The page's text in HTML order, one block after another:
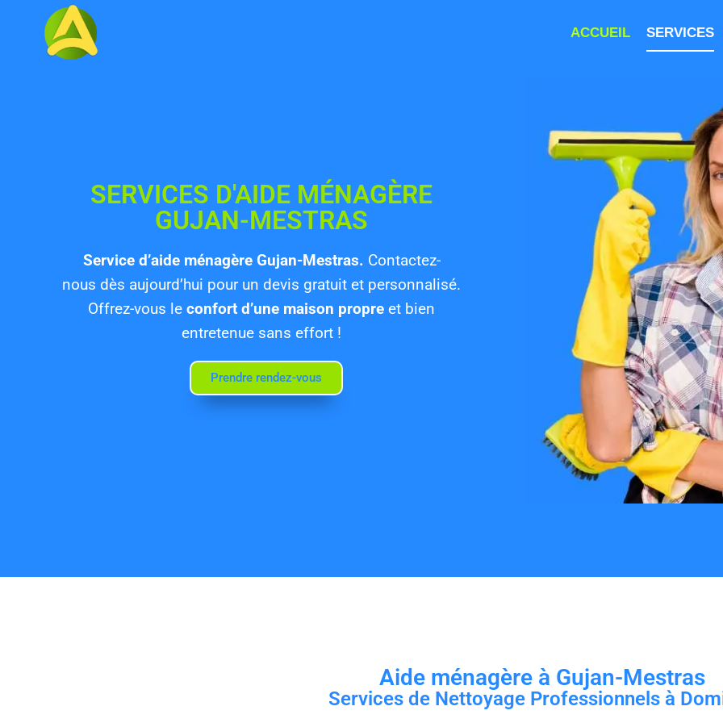
ACCUEIL SERVICES
SERVICES D'AIDE MÉNAGÈRE
GUJAN-MESTRAS
Service d’aide ménagère Gujan-Mestras. Contactez-
nous dès aujourd’hui pour un devis gratuit et personnalisé.
Offrez-vous le confort d’une maison propre et bien
entretenue sans effort !
Prendre rendez-vous
Aide ménagère à Gujan-Mestras
Services de Nettoyage Professionnels à